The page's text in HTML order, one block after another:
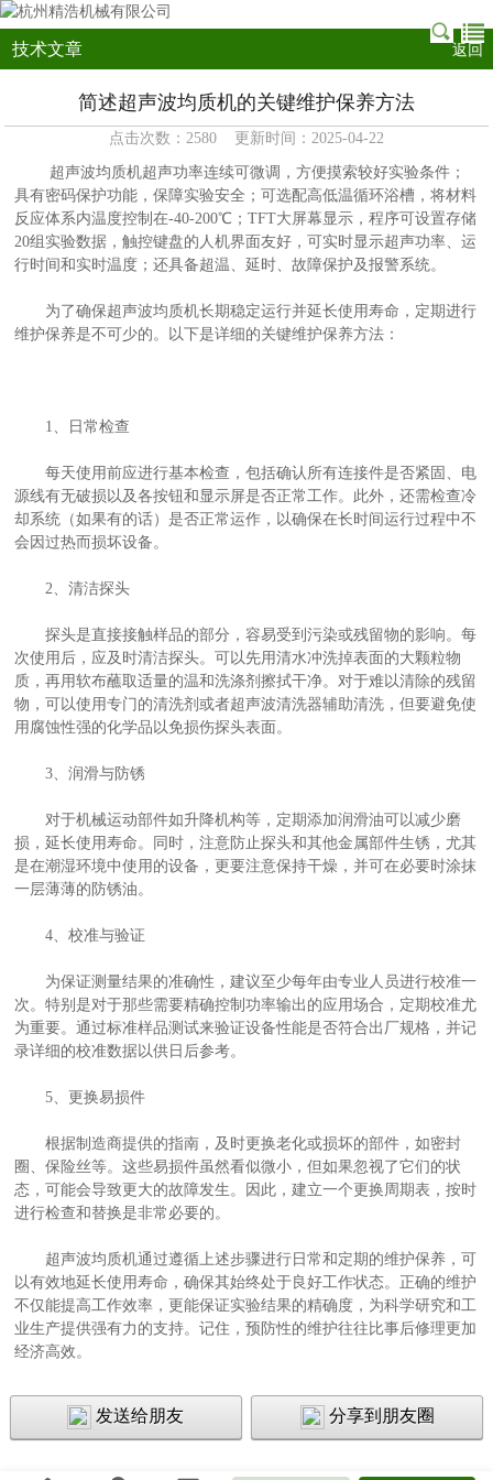
技术文章 返回
简述超声波均质机的关键维护保养方法
点击次数：2580 更新时间：2025-04-22
超声波均质机超声功率连续可微调，方便摸索较好实验条件；
具有密码保护功能，保障实验安全；可选配高低温循环浴槽，将材料
反应体系内温度控制在-40-200℃；TFT大屏幕显示，程序可设置存储
20组实验数据，触控键盘的人机界面友好，可实时显示超声功率、运
行时间和实时温度；还具备超温、延时、故障保护及报警系统。
为了确保超声波均质机长期稳定运行并延长使用寿命，定期进行
维护保养是不可少的。以下是详细的关键维护保养方法：
1、日常检查
每天使用前应进行基本检查，包括确认所有连接件是否紧固、电
源线有无破损以及各按钮和显示屏是否正常工作。此外，还需检查冷
却系统（如果有的话）是否正常运作，以确保在长时间运行过程中不
会因过热而损坏设备。
2、清洁探头
探头是直接接触样品的部分，容易受到污染或残留物的影响。每
次使用后，应及时清洁探头。可以先用清水冲洗掉表面的大颗粒物
质，再用软布蘸取适量的温和洗涤剂擦拭干净。对于难以清除的残留
物，可以使用专门的清洗剂或者超声波清洗器辅助清洗，但要避免使
用腐蚀性强的化学品以免损伤探头表面。
3、润滑与防锈
对于机械运动部件如升降机构等，定期添加润滑油可以减少磨
损，延长使用寿命。同时，注意防止探头和其他金属部件生锈，尤其
是在潮湿环境中使用的设备，更要注意保持干燥，并可在必要时涂抹
一层薄薄的防锈油。
4、校准与验证
为保证测量结果的准确性，建议至少每年由专业人员进行校准一
次。特别是对于那些需要精确控制功率输出的应用场合，定期校准尤
为重要。通过标准样品测试来验证设备性能是否符合出厂规格，并记
录详细的校准数据以供日后参考。
5、更换易损件
根据制造商提供的指南，及时更换老化或损坏的部件，如密封
圈、保险丝等。这些易损件虽然看似微小，但如果忽视了它们的状
态，可能会导致更大的故障发生。因此，建立一个更换周期表，按时
进行检查和替换是非常必要的。
超声波均质机通过遵循上述步骤进行日常和定期的维护保养，可
以有效地延长使用寿命，确保其始终处于良好工作状态。正确的维护
不仅能提高工作效率，更能保证实验结果的精确度，为科学研究和工
业生产提供强有力的支持。记住，预防性的维护往往比事后修理更加
经济高效。
发送给朋友 分享到朋友圈